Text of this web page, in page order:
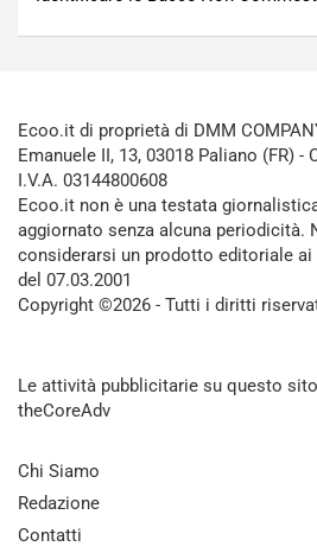
Ecoo.it di proprietà di DMM
Emanuele II, 13, 03018 Paliano (FR)
I.V.A. 03144800608
Ecoo.it non è una testata
aggiornato senza alcuna periodicità.
considerarsi un prodotto editoriale ai
del 07.03.2001
Copyright ©2026 - Tutti i diritti
Le attività pubblicitarie su questo
theCoreAdv
Chi Siamo
Redazione
Contatti